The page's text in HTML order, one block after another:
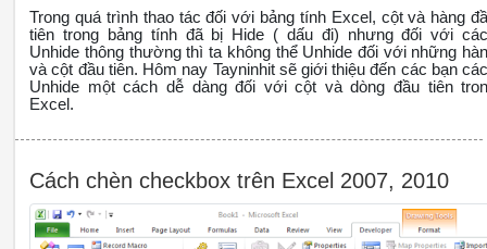
Trong quá trình thao tác đối với bảng tính Excel, cột và hàng
tiên trong bảng tính đã bị Hide ( dấu đi) nhưng đối với
Unhide thông thường thì ta không thể Unhide đối với những
và cột đầu tiên. Hôm nay Tayninhit sẽ giới thiệu đến các bạn
Unhide một cách dễ dàng đối với cột và dòng đầu tiên
Excel.
Cách chèn checkbox trên Excel 2007, 2010